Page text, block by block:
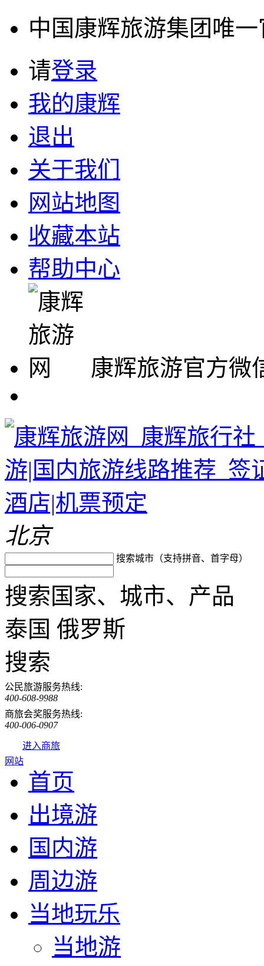
中国康辉旅游集团唯
请登录
我的康辉
退出
关于我们
网站地图
收藏本站
帮助中心
康辉旅游官方微
北京
搜索城市（支持拼音、首字母）
搜索国家、城市、产品
泰国 俄罗斯
搜索
公民旅游服务热线:
400-608-9988
商旅会奖服务热线:
400-006-0907
进入商旅
网站
首页
出境游
国内游
周边游
当地玩乐
当地游